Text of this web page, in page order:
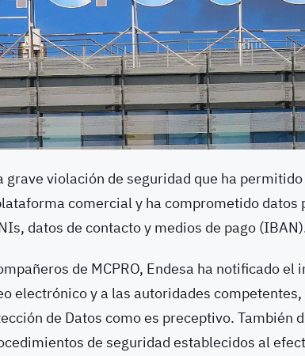
grave violación de seguridad que ha
comercial y ha comprometido datos
datos de contacto y medios de pago
de MCPRO, Endesa ha notificado el
electrónico y a las autoridades
de Datos como es preceptivo. También
de seguridad establecidos al